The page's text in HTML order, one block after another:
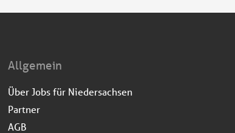
Allgemein
Über Jobs für Niedersachsen
Partner
AGB